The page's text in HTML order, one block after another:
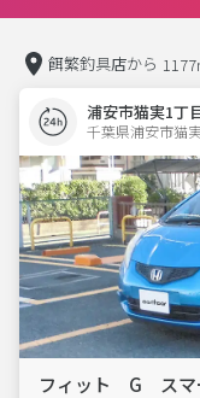
餌繁釣具店から
浦安市猫実1丁
千葉県浦安市猫
フィット G スマ